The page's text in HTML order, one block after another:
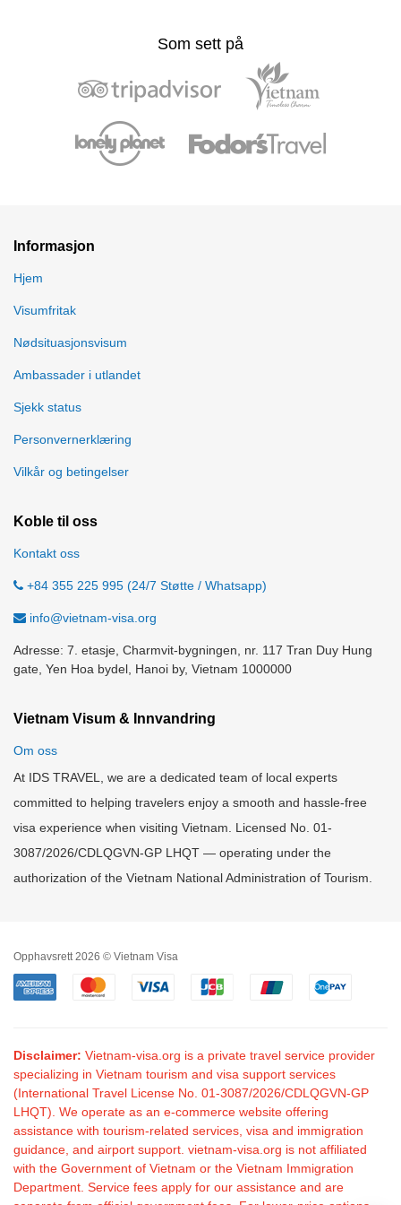
Som sett på
Informasjon
Hjem
Visumfritak
Nødsituasjonsvisum
Ambassader i utlandet
Sjekk status
Personvernerklæring
Vilkår og betingelser
Koble til oss
Kontakt oss
+84 355 225 995 (24/7 Støtte / Whatsapp)
info@vietnam-visa.org
Adresse: 7. etasje, Charmvit-bygningen, nr. 117 Tran Duy Hung
gate, Yen Hoa bydel, Hanoi by, Vietnam 1000000
Vietnam Visum & Innvandring
Om oss
At IDS TRAVEL, we are a dedicated team of local experts
committed to helping travelers enjoy a smooth and hassle-free
visa experience when visiting Vietnam. Licensed No. 01-
3087/2026/CDLQGVN-GP LHQT — operating under the
authorization of the Vietnam National Administration of Tourism.
Opphavsrett 2026 © Vietnam Visa
Disclaimer: Vietnam-visa.org is a private travel service provider
specializing in Vietnam tourism and visa support services
(International Travel License No. 01-3087/2026/CDLQGVN-GP
LHQT). We operate as an e-commerce website offering
assistance with tourism-related services, visa and immigration
guidance, and airport support. vietnam-visa.org is not affiliated
with the Government of Vietnam or the Vietnam Immigration
Department. Service fees apply for our assistance and are